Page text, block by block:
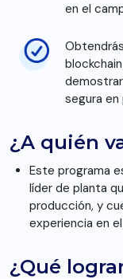
en el
segura
¿A quién
Este programa
líder de planta
producción, y
experiencia en
¿Qué